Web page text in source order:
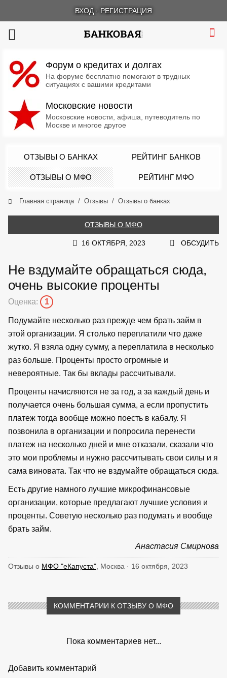
ВХОД · РЕГИСТРАЦИЯ
Форум о кредитах и долгах
На форуме бесплатно помогают в трудных
ситуациях с вашими кредитами
Московские новости
Московские новости, афиша, путеводитель по
Москве и многое другое
ОТЗЫВЫ О БАНКАХ РЕЙТИНГ БАНКОВ
ОТЗЫВЫ О МФО РЕЙТИНГ МФО
Главная страница Отзывы Отзывы о банках
ОТЗЫВЫ О МФО
16 ОКТЯБРЯ, 2023 ОБСУДИТЬ
Не вздумайте обращаться сюда,
очень высокие проценты
Оценка: 1
Подумайте несколько раз прежде чем брать займ в
этой организации. Я столько переплатили что даже
жутко. Я взяла одну сумму, а переплатила в несколько
раз больше. Проценты просто огромные и
невероятные. Так бы вклады рассчитывали.
Проценты начисляются не за год, а за каждый день и
получается очень большая сумма, а если пропустить
платеж тогда вообще можно поесть в кабалу. Я
позвонила в организации и попросила перенести
платеж на несколько дней и мне отказали, сказали что
это мои проблемы и нужно рассчитывать свои силы и я
сама виновата. Так что не вздумайте обращаться сюда.
Есть другие намного лучшие микрофинансовые
организации, которые предлагают лучшие условия и
проценты. Советую несколько раз подумать и вообще
брать займ.
Анастасия Смирнова
Отзывы о МФО "еКапуста" , Москва · 16 октября, 2023
КОММЕНТАРИИ К ОТЗЫВУ О МФО
Пока комментариев нет...
Добавить комментарий